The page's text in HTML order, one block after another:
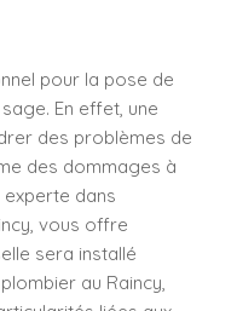
pour la pose de
En effet, une
des problèmes de
des dommages à
dans
vous offre
sera installé
au Raincy,